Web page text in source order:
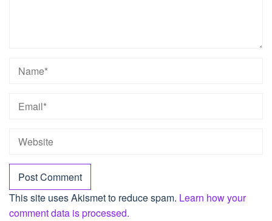
This site uses Akismet to reduce spam. Learn how your
comment data is processed.